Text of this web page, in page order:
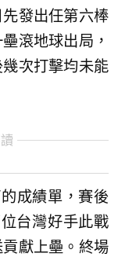
發出任第六棒
滾地球出局，
次打擊均未能
成績單，賽後
位台灣好手此戰
獻上壘。終場